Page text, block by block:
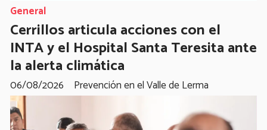
Cerrillos articula acciones con el
INTA y el Hospital Santa Teresita ante
la alerta climática
Prevención en el Valle de Lerma
General
06/08/2026